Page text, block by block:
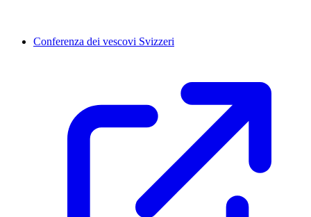
Conferenza dei vescovi Svizzeri